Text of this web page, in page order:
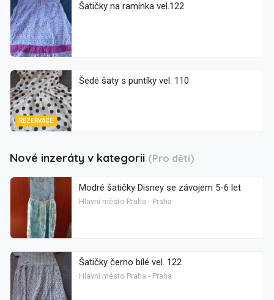
Šatičky na ramínka vel.122
REZERVACE
Šedé šaty s puntíky vel. 110
Nové inzeráty v kategorii (Pro děti)
Modré šatičky Disney se závojem 5-6 let
Hlavní město Praha - Praha
Šatičky černo bílé vel. 122
Hlavní město Praha - Praha